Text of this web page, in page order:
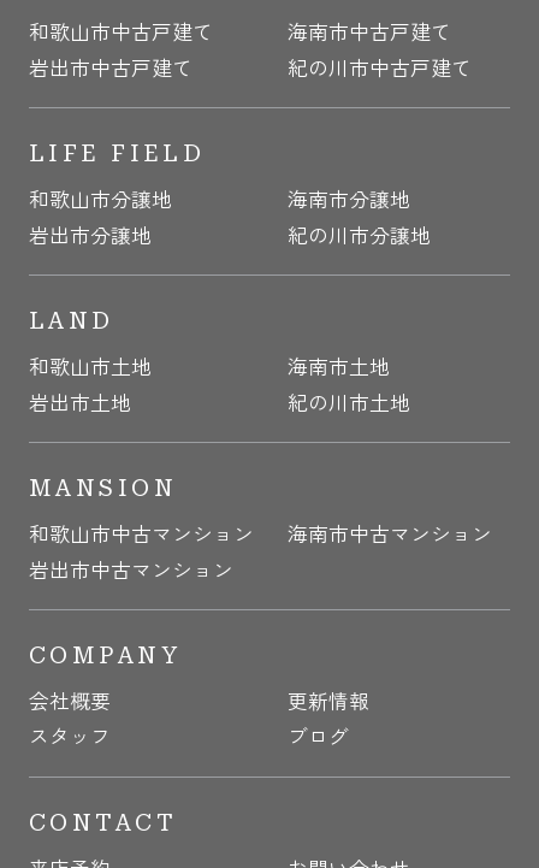
和歌山市中古戸建て
海南市中古戸建て
岩出市中古戸建て
紀の川市中古戸建て
LIFE FIELD
和歌山市分譲地
海南市分譲地
岩出市分譲地
紀の川市分譲地
LAND
和歌山市土地
海南市土地
岩出市土地
紀の川市土地
MANSION
和歌山市中古マンション
海南市中古マンション
岩出市中古マンション
COMPANY
会社概要
更新情報
スタッフ
ブログ
CONTACT